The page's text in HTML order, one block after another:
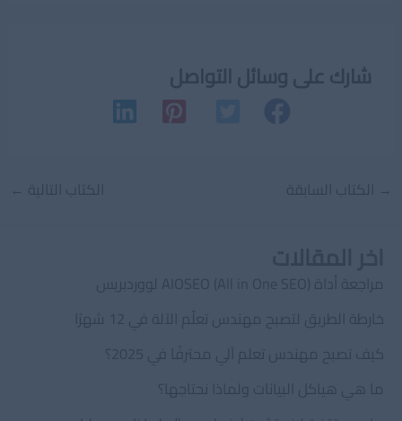
شارك على وسائل التواصل
Post
→ الكتاب السابقة الكتاب التالية ←
مراجعة أداة AIOSEO (All in One SEO) لووردبريس
خارطة الطريق لتصبح مهندس تعلّم الآلة في 12 شهرًا
كيف تصبح مهندس تعلم آلي محترفًا في 2025؟
ما هي هياكل البيانات ولماذا نحتاجها؟